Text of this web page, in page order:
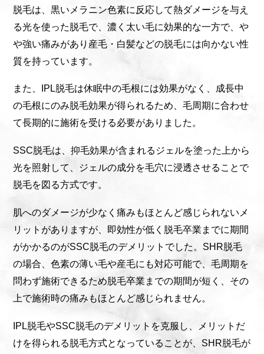
脱毛は、黒いメラニン色素に反応して熱ダメージを与え
る光を使った脱毛で、濃く太い毛に効果的な一方で、や
や強い痛みがあり産毛・白髪などの脱毛には向かない性
質を持っています。
また、IPL脱毛は休眠中の毛根には効果がなく、成長中
の毛根にのみ脱毛効果が得られるため、毛周期に合わせ
て長期的に施術を受ける必要がありました。
SSC脱毛は、抑毛効果が含まれるジェルを塗った上から
光を照射して、ジェルの成分を毛穴に浸透させることで
脱毛を図る方式です。
肌へのダメージが少なく痛みもほとんど感じられないメ
リットがありますが、即効性が低く脱毛卒業までに期間
がかかるのがSSC脱毛のデメリットでした。SHR脱毛
の場合、色素の薄い毛や産毛にも対応可能で、毛周期を
問わず施術できるため脱毛卒業までの期間が短く、その
上で施術時の痛みもほとんど感じられません。
IPL脱毛やSSC脱毛のデメリットを克服し、メリットだ
けを得られる脱毛方式となっていることが、SHR脱毛が